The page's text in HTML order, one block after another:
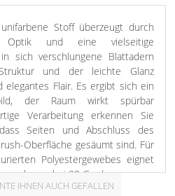
Stoff überzeugt durch
Optik und eine vielseitige
sich verschlungene Blattadern
und der leichte Glanz
elegantes Flair. Es ergibt sich ein
der Raum wirkt spürbar
Verarbeitung erkennen Sie
Seiten und Abschluss des
Oberfläche gesäumt sind. Für
Polyestergewebes eignet
bei 30 Grad.
IHNEN AUCH GEFALLEN